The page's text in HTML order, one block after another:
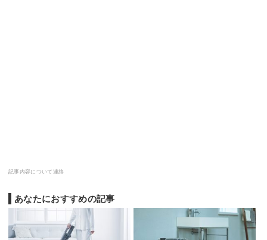
記事内容について連絡
あなたにおすすめの記事